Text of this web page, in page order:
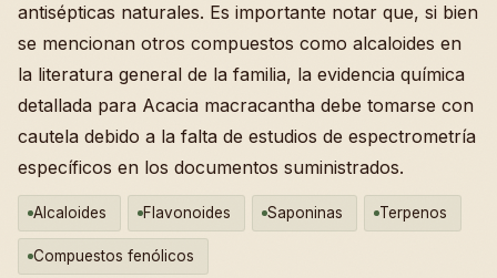
antisépticas naturales. Es importante notar que, si bien
se mencionan otros compuestos como alcaloides en
la literatura general de la familia, la evidencia química
detallada para Acacia macracantha debe tomarse con
cautela debido a la falta de estudios de espectrometría
específicos en los documentos suministrados.
Alcaloides Flavonoides Saponinas Terpenos
Compuestos fenólicos